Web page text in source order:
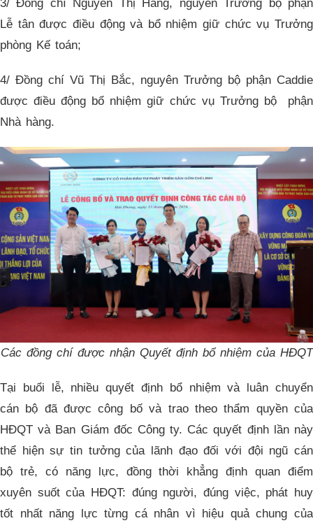
3/ Đồng chí Nguyễn Thị Hằng, nguyên Trưởng bộ phận
Lễ tân được điều động và bổ nhiệm giữ chức vụ Trưởng
phòng Kế toán;
4/ Đồng chí Vũ Thị Bắc, nguyên Trưởng bộ phận Caddie
được điều động bổ nhiệm giữ chức vụ Trưởng bộ phận
Nhà hàng.
Các đồng chí được nhận Quyết định bổ nhiệm của HĐQT
Tại buổi lễ, nhiều quyết định bổ nhiệm và luân chuyển
cán bộ đã được công bố và trao theo thẩm quyền của
HĐQT và Ban Giám đốc Công ty. Các quyết định lần này
thể hiện sự tin tưởng của lãnh đạo đối với đội ngũ cán
bộ trẻ, có năng lực, đồng thời khẳng định quan điểm
xuyên suốt của HĐQT: đúng người, đúng việc, phát huy
tốt nhất năng lực từng cá nhân vì hiệu quả chung của